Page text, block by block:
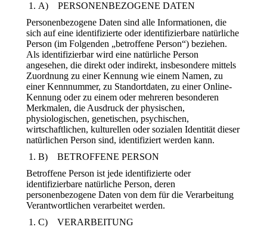
A) PERSONENBEZOGENE DATEN
Personenbezogene Daten sind alle Informationen, die
sich auf eine identifizierte oder identifizierbare natürliche
Person (im Folgenden „betroffene Person“) beziehen.
Als identifizierbar wird eine natürliche Person
angesehen, die direkt oder indirekt, insbesondere mittels
Zuordnung zu einer Kennung wie einem Namen, zu
einer Kennnummer, zu Standortdaten, zu einer Online-
Kennung oder zu einem oder mehreren besonderen
Merkmalen, die Ausdruck der physischen,
physiologischen, genetischen, psychischen,
wirtschaftlichen, kulturellen oder sozialen Identität dieser
natürlichen Person sind, identifiziert werden kann.
B) BETROFFENE PERSON
Betroffene Person ist jede identifizierte oder
identifizierbare natürliche Person, deren
personenbezogene Daten von dem für die Verarbeitung
Verantwortlichen verarbeitet werden.
C) VERARBEITUNG